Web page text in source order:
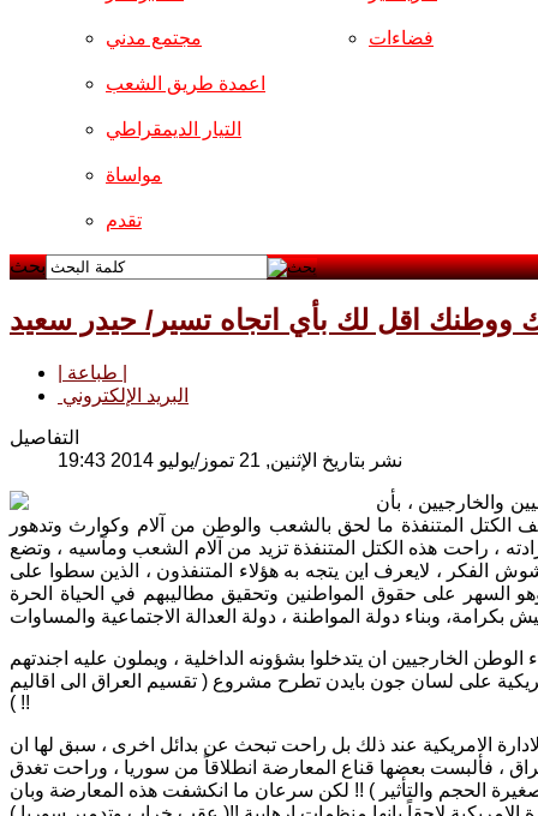
مجتمع مدني فضاءات
اعمدة طريق الشعب
التيار الديمقراطي
مواساة
تقدم
بحث
اقل لك بأي اتجاه تسير/ حيدر سعيد
البريد الإلكتروني
التفاصيل
نشر بتاريخ الإثنين, 21 تموز/يوليو 2014 19:43
والخارجيين ، بأن
المتنفذة ما لحق بالشعب والوطن من آلام وكوارث وتدهور
، راحت هذه الكتل المتنفذة تزيد من آلام الشعب ومآسيه ، وتضع
الفكر ، لايعرف اين يتجه به هؤلاء المتنفذون ، الذين سطوا على
السهر على حقوق المواطنين وتحقيق مطاليبهم في الحياة الحرة
الخارجيين ان يتدخلوا بشؤونه الداخلية ، ويملون عليه اجندتهم
على لسان جون بايدن تطرح مشروع ( تقسيم العراق الى اقاليم
) !!
الامريكية عند ذلك بل راحت تبحث عن بدائل اخرى ، سبق لها ان
، فألبست بعضها قناع المعارضة انطلاقاً من سوريا ، وراحت تغدق
الحجم والتأثير ) !! لكن سرعان ما انكشفت هذه المعارضة وبان